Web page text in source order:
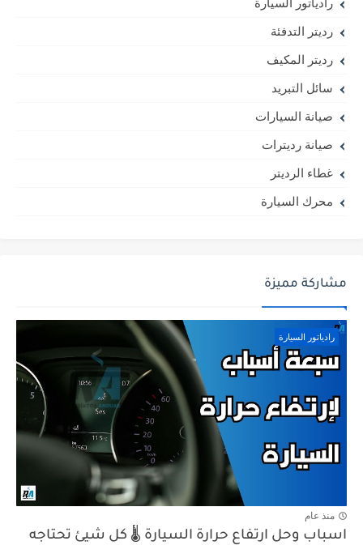
رادياتور السيارة
رديتر التدفئة
رديتر المكيف
سائل التبريد
صيانة السيارات
صيانة رديترات
غطاء الرديتر
محرك السيارة
مشاركة مميزة
رادياتور السيارة
منذ عام
اسباب وحل ارتفاع حرارة السيارة 🌡️ كل شيئ تحتاجه